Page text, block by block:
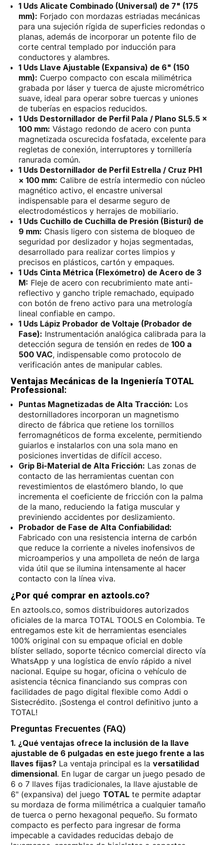
1 Uds Alicate Combinado (Universal) de 7" (175
mm): Forjado con mordazas estriadas mecánicas
para una sujeción rígida de superficies redondas o
planas, además de incorporar un potente filo de
corte central templado por inducción para
conductores y alambres.
1 Uds Llave Ajustable (Expansiva) de 6" (150
mm): Cuerpo compacto con escala milimétrica
grabada por láser y tuerca de ajuste micrométrico
suave, ideal para operar sobre tuercas y uniones
de tuberías en espacios reducidos.
1 Uds Destornillador de Perfil Pala / Plano SL5.5 ×
100 mm: Vástago redondo de acero con punta
magnetizada oscurecida fosfatada, excelente para
regletas de conexión, interruptores y tornillería
ranurada común.
1 Uds Destornillador de Perfil Estrella / Cruz PH1
× 100 mm: Calibre de estría intermedio con núcleo
magnético activo, el encastre universal
indispensable para el desarme seguro de
electrodomésticos y herrajes de mobiliario.
1 Uds Cuchillo de Cuchilla de Presión (Bisturí) de
9 mm: Chasis ligero con sistema de bloqueo de
seguridad por deslizador y hojas segmentadas,
desarrollado para realizar cortes limpios y
precisos en plásticos, cartón y empaques.
1 Uds Cinta Métrica (Flexómetro) de Acero de 3
M: Fleje de acero con recubrimiento mate anti-
reflectivo y gancho triple remachado, equipado
con botón de freno activo para una metrología
lineal confiable en campo.
1 Uds Lápiz Probador de Voltaje (Probador de
Fase): Instrumentación analógica calibrada para la
detección segura de tensión en redes de 100 a
500 VAC, indispensable como protocolo de
verificación antes de manipular cables.
Ventajas Mecánicas de la Ingeniería TOTAL
Professional:
Puntas Magnetizadas de Alta Tracción: Los
destornilladores incorporan un magnetismo
directo de fábrica que retiene los tornillos
ferromagnéticos de forma excelente, permitiendo
guiarlos e instalarlos con una sola mano en
posiciones invertidas de difícil acceso.
Grip Bi-Material de Alta Fricción: Las zonas de
contacto de las herramientas cuentan con
revestimientos de elastómero blando, lo que
incrementa el coeficiente de fricción con la palma
de la mano, reduciendo la fatiga muscular y
previniendo accidentes por deslizamiento.
Probador de Fase de Alta Confiabilidad:
Fabricado con una resistencia interna de carbón
que reduce la corriente a niveles inofensivos de
microamperios y una ampolleta de neón de larga
vida útil que se ilumina intensamente al hacer
contacto con la línea viva.
¿Por qué comprar en aztools.co?
En aztools.co, somos distribuidores autorizados
oficiales de la marca TOTAL TOOLS en Colombia. Te
entregamos este kit de herramientas esenciales
100% original con su empaque oficial en doble
blíster sellado, soporte técnico comercial directo vía
WhatsApp y una logística de envío rápido a nivel
nacional. Equipe su hogar, oficina o vehículo de
asistencia técnica financiando sus compras con
facilidades de pago digital flexible como Addi o
Sistecrédito. ¡Sostenga el control definitivo junto a
TOTAL!
Preguntas Frecuentes (FAQ)
1. ¿Qué ventajas ofrece la inclusión de la llave
ajustable de 6 pulgadas en este juego frente a las
llaves fijas?La ventaja principal es la versatilidad
dimensional. En lugar de cargar un juego pesado de
6 o 7 llaves fijas tradicionales, la llave ajustable de
6" (expansiva) del juego TOTALte permite adaptar
su mordaza de forma milimétrica a cualquier tamaño
de tuerca o perno hexagonal pequeño. Su formato
compacto es perfecto para ingresar de forma
impecable a cavidades reducidas debajo de